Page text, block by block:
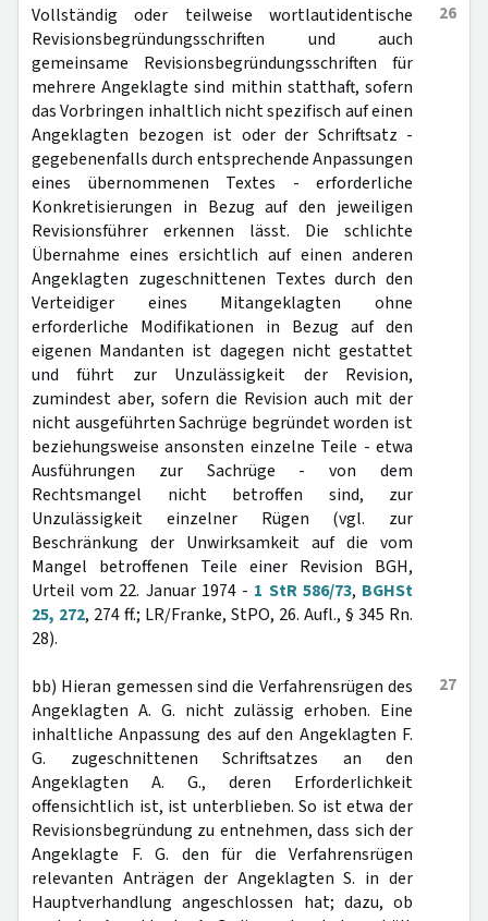
26
Vollständig oder teilweise wortlautidentische
Revisionsbegründungsschriften und auch
gemeinsame Revisionsbegründungsschriften für
mehrere Angeklagte sind mithin statthaft, sofern
das Vorbringen inhaltlich nicht spezifisch auf einen
Angeklagten bezogen ist oder der Schriftsatz -
gegebenenfalls durch entsprechende Anpassungen
eines übernommenen Textes - erforderliche
Konkretisierungen in Bezug auf den jeweiligen
Revisionsführer erkennen lässt. Die schlichte
Übernahme eines ersichtlich auf einen anderen
Angeklagten zugeschnittenen Textes durch den
Verteidiger eines Mitangeklagten ohne
erforderliche Modifikationen in Bezug auf den
eigenen Mandanten ist dagegen nicht gestattet
und führt zur Unzulässigkeit der Revision,
zumindest aber, sofern die Revision auch mit der
nicht ausgeführten Sachrüge begründet worden ist
beziehungsweise ansonsten einzelne Teile - etwa
Ausführungen zur Sachrüge - von dem
Rechtsmangel nicht betroffen sind, zur
Unzulässigkeit einzelner Rügen (vgl. zur
Beschränkung der Unwirksamkeit auf die vom
Mangel betroffenen Teile einer Revision BGH,
Urteil vom 22. Januar 1974 - 1 StR 586/73, BGHSt
25, 272, 274 ff.; LR/Franke, StPO, 26. Aufl., § 345 Rn.
28).
27
bb) Hieran gemessen sind die Verfahrensrügen des
Angeklagten A. G. nicht zulässig erhoben. Eine
inhaltliche Anpassung des auf den Angeklagten F.
G. zugeschnittenen Schriftsatzes an den
Angeklagten A. G., deren Erforderlichkeit
offensichtlich ist, ist unterblieben. So ist etwa der
Revisionsbegründung zu entnehmen, dass sich der
Angeklagte F. G. den für die Verfahrensrügen
relevanten Anträgen der Angeklagten S. in der
Hauptverhandlung angeschlossen hat; dazu, ob